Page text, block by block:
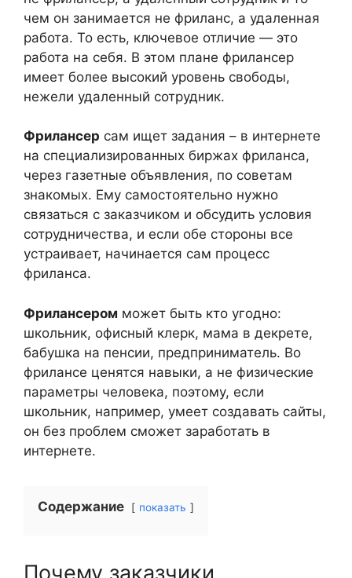
чем он занимается не фриланс, а удаленная
работа. То есть, ключевое отличие — это
работа на себя. В этом плане фрилансер
имеет более высокий уровень свободы,
нежели удаленный сотрудник.
Фрилансер сам ищет задания – в интернете
на специализированных биржах фриланса,
через газетные объявления, по советам
знакомых. Ему самостоятельно нужно
связаться с заказчиком и обсудить условия
сотрудничества, и если обе стороны все
устраивает, начинается сам процесс
фриланса.
Фрилансером может быть кто угодно:
школьник, офисный клерк, мама в декрете,
бабушка на пенсии, предприниматель. Во
фрилансе ценятся навыки, а не физические
параметры человека, поэтому, если
школьник, например, умеет создавать сайты,
он без проблем сможет заработать в
интернете.
Содержание показать
Почему заказчики